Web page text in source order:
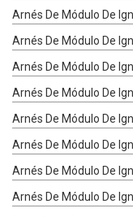
Arnés De Módulo De
Arnés De Módulo De
Arnés De Módulo De
Arnés De Módulo De
Arnés De Módulo De
Arnés De Módulo De
Arnés De Módulo De
Arnés De Módulo De